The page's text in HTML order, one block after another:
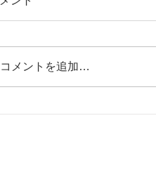
コメントを追加…